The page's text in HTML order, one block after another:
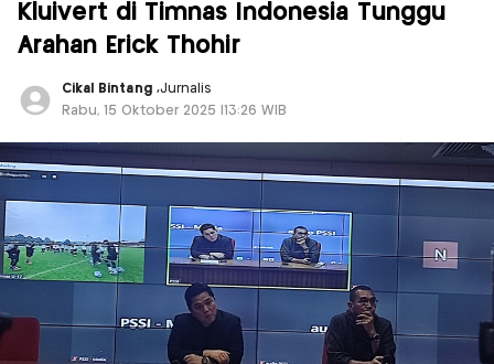
Kluivert di Timnas Indonesia Tunggu
Arahan Erick Thohir
Cikal Bintang ,Jurnalis
Rabu, 15 Oktober 2025 |13:26 WIB